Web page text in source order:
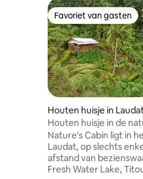
Favoriet van gasten
Favoriet van gasten
Houten huisje in
Houten huisje in de
Nature's Cabin ligt in
Laudat, op slechts
afstand van
Fresh Water Lake,